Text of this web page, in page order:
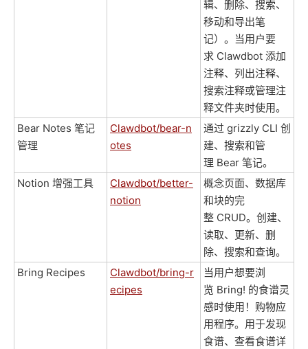
辑、删除、搜索、
移动和导出笔
记）。当用户要
求 Clawdbot 添加
注释、列出注释、
搜索注释或管理注
释文件夹时使用。
Bear Notes 笔记
管理
Clawdbot/bear-n
otes
通过 grizzly CLI 创
建、搜索和管
理 Bear 笔记。
Notion 增强工具
Clawdbot/better-
notion
概念页面、数据库
和块的完
整 CRUD。创建、
读取、更新、删
除、搜索和查询。
Bring Recipes
Clawdbot/bring-r
ecipes
当用户想要浏
览 Bring! 的食谱灵
感时使用！购物应
用程序。用于发现
食谱、查看食谱详